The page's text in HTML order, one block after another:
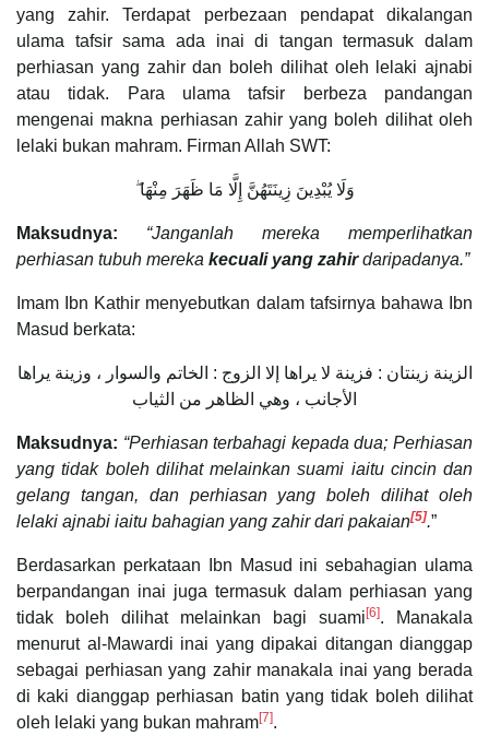
yang zahir. Terdapat perbezaan pendapat dikalangan
ulama tafsir sama ada inai di tangan termasuk dalam
perhiasan yang zahir dan boleh dilihat oleh lelaki ajnabi
atau tidak. Para ulama tafsir berbeza pandangan
mengenai makna perhiasan zahir yang boleh dilihat oleh
lelaki bukan mahram. Firman Allah SWT:
وَلَا يُبْدِينَ زِينَتَهُنَّ إِلَّا مَا ظَهَرَ مِنْهَا ۖ
Maksudnya:
“Janganlah mereka memperlihatkan
perhiasan tubuh mereka kecuali yang zahirdaripadanya.”
Imam Ibn Kathir menyebutkan dalam tafsirnya bahawa Ibn
Masud berkata:
الزينة زينتان : فزينة لا يراها إلا الزوج : الخاتم والسوار ، وزينة يراها
الأجانب ، وهي الظاهر من الثياب
Maksudnya: “Perhiasan terbahagi kepada dua; Perhiasan
yang tidak boleh dilihat melainkan suami iaitu cincin dan
gelang tangan, dan perhiasan yang boleh dilihat oleh
lelaki ajnabi iaitu bahagian yang zahir dari pakaian[5].”
Berdasarkan perkataan Ibn Masud ini sebahagian ulama
berpandangan inai juga termasuk dalam perhiasan yang
tidak boleh dilihat melainkan bagi suami [6]. Manakala
menurut al-Mawardi inai yang dipakai ditangan dianggap
sebagai perhiasan yang zahir manakala inai yang berada
di kaki dianggap perhiasan batin yang tidak boleh dilihat
oleh lelaki yang bukan mahram[7].